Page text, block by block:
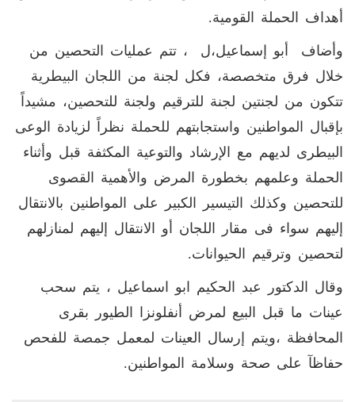
أهداف الحملة القومية.
وأضاف أبو إسماعيل،ل ، تتم عمليات التحصين من
خلال فرق متخصصة، فكل لجنة من اللجان البيطرية
تتكون من لجنتين لجنة للترقيم ولجنة للتحصين، مشيداً
بإقبال المواطنين واستجابتهم للحملة نظراً لزيادة الوعى
البيطرى لديهم مع الإرشاد والتوعية المكثفة قبل وأثناء
الحملة وعلمهم بخطورة المرض والأهمية القصوى
للتحصين وكذلك التيسير الكبير على المواطنين بالانتقال
إليهم سواء فى مقار اللجان أو الانتقال إليهم لمنازلهم
لتحصين وترقيم الحيوانات.
وقال الدكتور عبد الحكيم ابو اسماعيل ، يتم سحب
عينات ما قبل البيع لمرض أنفلونزا الطيور بقرى
المحافظة ،ويتم إرسال العينات لمعمل جمصة للفحص
حفاظآ على صحة وسلامة المواطنين.